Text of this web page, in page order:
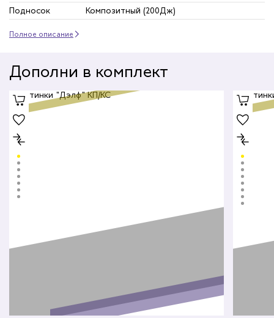
Подносок
Композитный (200Дж)
Полное описание
Дополни в комплект